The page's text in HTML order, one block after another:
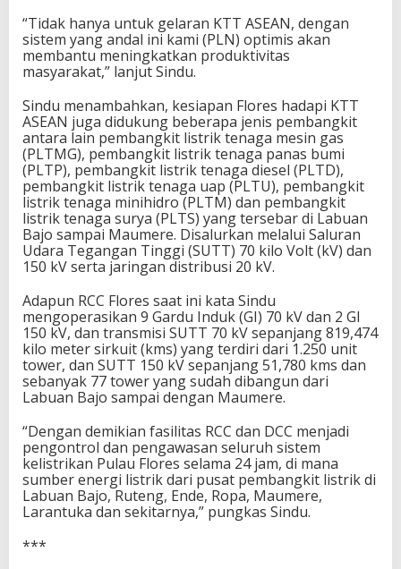
“Tidak hanya untuk gelaran KTT ASEAN, dengan
sistem yang andal ini kami (PLN) optimis akan
membantu meningkatkan produktivitas
masyarakat,” lanjut Sindu.
Sindu menambahkan, kesiapan Flores hadapi KTT
ASEAN juga didukung beberapa jenis pembangkit
antara lain pembangkit listrik tenaga mesin gas
(PLTMG), pembangkit listrik tenaga panas bumi
(PLTP), pembangkit listrik tenaga diesel (PLTD),
pembangkit listrik tenaga uap (PLTU), pembangkit
listrik tenaga minihidro (PLTM) dan pembangkit
listrik tenaga surya (PLTS) yang tersebar di Labuan
Bajo sampai Maumere. Disalurkan melalui Saluran
Udara Tegangan Tinggi (SUTT) 70 kilo Volt (kV) dan
150 kV serta jaringan distribusi 20 kV.
Adapun RCC Flores saat ini kata Sindu
mengoperasikan 9 Gardu Induk (GI) 70 kV dan 2 GI
150 kV, dan transmisi SUTT 70 kV sepanjang 819,474
kilo meter sirkuit (kms) yang terdiri dari 1.250 unit
tower, dan SUTT 150 kV sepanjang 51,780 kms dan
sebanyak 77 tower yang sudah dibangun dari
Labuan Bajo sampai dengan Maumere.
“Dengan demikian fasilitas RCC dan DCC menjadi
pengontrol dan pengawasan seluruh sistem
kelistrikan Pulau Flores selama 24 jam, di mana
sumber energi listrik dari pusat pembangkit listrik di
Labuan Bajo, Ruteng, Ende, Ropa, Maumere,
Larantuka dan sekitarnya,” pungkas Sindu.
***